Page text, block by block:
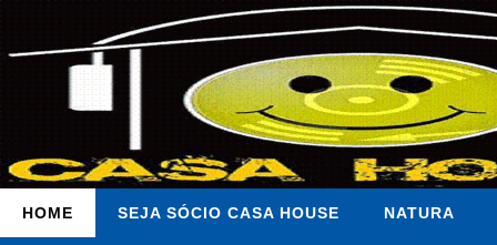
HOME SEJA SÓCIO CASA HOUSE NATURA